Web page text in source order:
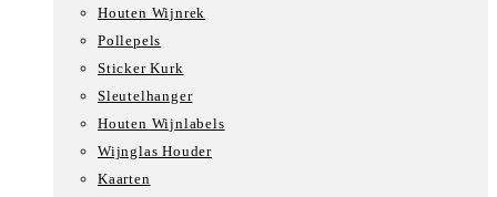
Houten Wijnrek
Pollepels
Sticker Kurk
Sleutelhanger
Houten Wijnlabels
Wijnglas Houder
Kaarten